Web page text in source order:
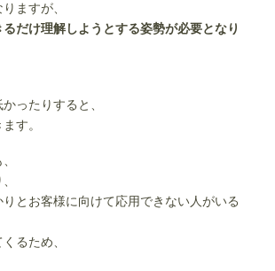
ますが、
だけ理解しようとする姿勢が必要となり
ったりすると、
す。
とお客様に向けて応用できない人がいる
るため、